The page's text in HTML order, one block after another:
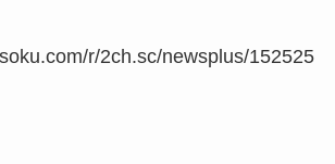
r/2ch.sc/newsplus/152525